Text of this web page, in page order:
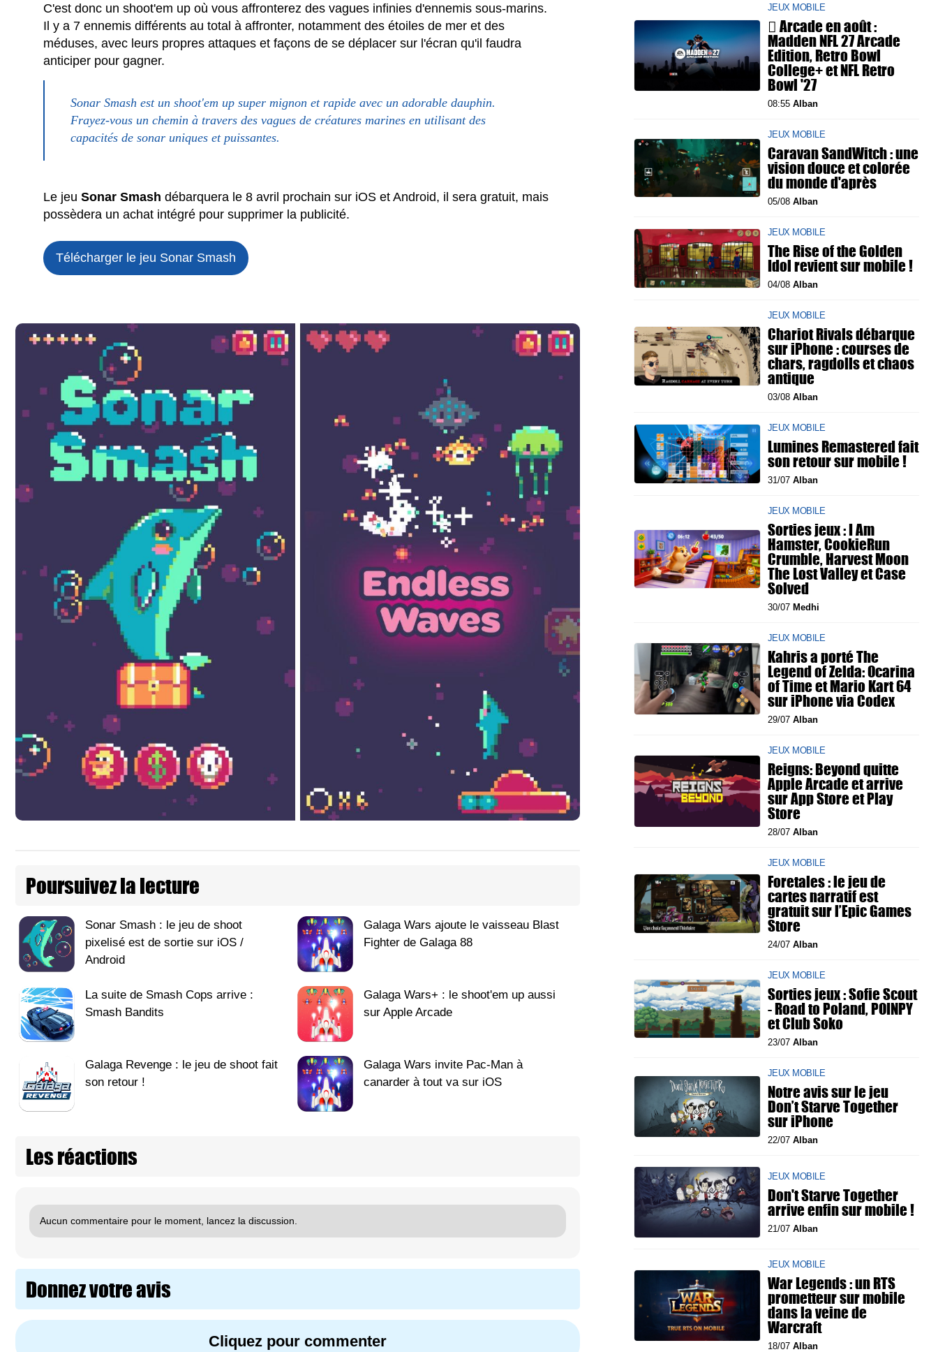
C'est donc un shoot'em up où vous affronterez des vagues infinies d'ennemis sous-marins.
Il y a 7 ennemis différents au total à affronter, notamment des étoiles de mer et des
méduses, avec leurs propres attaques et façons de se déplacer sur l'écran qu'il faudra
anticiper pour gagner.
​Sonar Smash est un shoot'em up super mignon et rapide avec un adorable dauphin.
Frayez-vous un chemin à travers des vagues de créatures marines en utilisant des
capacités de sonar uniques et puissantes.
Le jeuSonar Smash débarquera le 8 avril prochain sur iOS et Android, il sera gratuit, mais
possèdera un achat intégré pour supprimer la publicité.
Télécharger le jeu Sonar Smash
Poursuivez la lecture
Sonar Smash : le jeu de shoot
pixelisé est de sortie sur iOS /
Android
Galaga Wars ajoute le vaisseau Blast
Fighter de Galaga 88
La suite de Smash Cops arrive :
Smash Bandits
Galaga Wars+ : le shoot'em up aussi
sur Apple Arcade
Galaga Revenge : le jeu de shoot fait
son retour !
Galaga Wars invite Pac-Man à
canarder à tout va sur iOS
Les réactions
Aucun commentaire pour le moment, lancez la discussion.
Donnez votre avis
Cliquez pour commenter
JEUX MOBILE
 Arcade en août :
Madden NFL 27 Arcade
Edition, Retro Bowl
College+ et NFL Retro
Bowl '27
08:55 Alban
JEUX MOBILE
Caravan SandWitch : une
vision douce et colorée
du monde d'après
05/08 Alban
JEUX MOBILE
The Rise of the Golden
Idol revient sur mobile !
04/08 Alban
JEUX MOBILE
Chariot Rivals débarque
sur iPhone : courses de
chars, ragdolls et chaos
antique
03/08 Alban
JEUX MOBILE
Lumines Remastered fait
son retour sur mobile !
31/07 Alban
JEUX MOBILE
Sorties jeux : I Am
Hamster, CookieRun
Crumble, Harvest Moon
The Lost Valley et Case
Solved
30/07 Medhi
JEUX MOBILE
Kahris a porté The
Legend of Zelda: Ocarina
of Time et Mario Kart 64
sur iPhone via Codex
29/07 Alban
JEUX MOBILE
Reigns: Beyond quitte
Apple Arcade et arrive
sur App Store et Play
Store
28/07 Alban
JEUX MOBILE
Foretales : le jeu de
cartes narratif est
gratuit sur l’Epic Games
Store
24/07 Alban
JEUX MOBILE
Sorties jeux : Sofie Scout
- Road to Poland, POINPY
et Club Soko
23/07 Alban
JEUX MOBILE
Notre avis sur le jeu
Don’t Starve Together
sur iPhone
22/07 Alban
JEUX MOBILE
Don't Starve Together
arrive enfin sur mobile !
21/07 Alban
JEUX MOBILE
War Legends : un RTS
prometteur sur mobile
dans la veine de
Warcraft
18/07 Alban